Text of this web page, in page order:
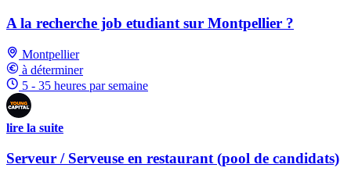
A la recherche job etudiant sur Montpellier ?
Montpellier
à déterminer
5 - 35 heures par semaine
lire la suite
Serveur / Serveuse en restaurant (pool de candidats)